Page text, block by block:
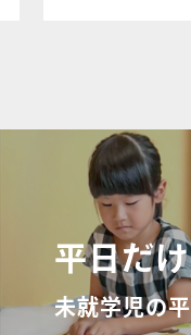
平日だ
未就学児の